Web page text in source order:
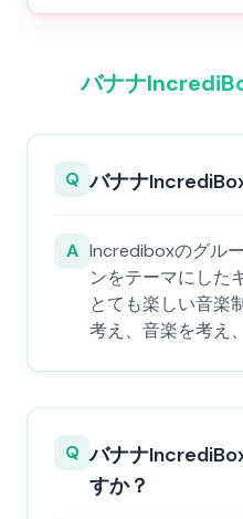
バナナ
Q バナナ
A Incrediboxのグル
ンをテーマにした
とても楽しい音楽
考え、音楽を考え
Q バナナ
すか？